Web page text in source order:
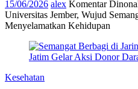
15/06/2026 alex Komentar
Universitas Jember, Wujud
Menyelamatkan Kehidupan
Kesehatan